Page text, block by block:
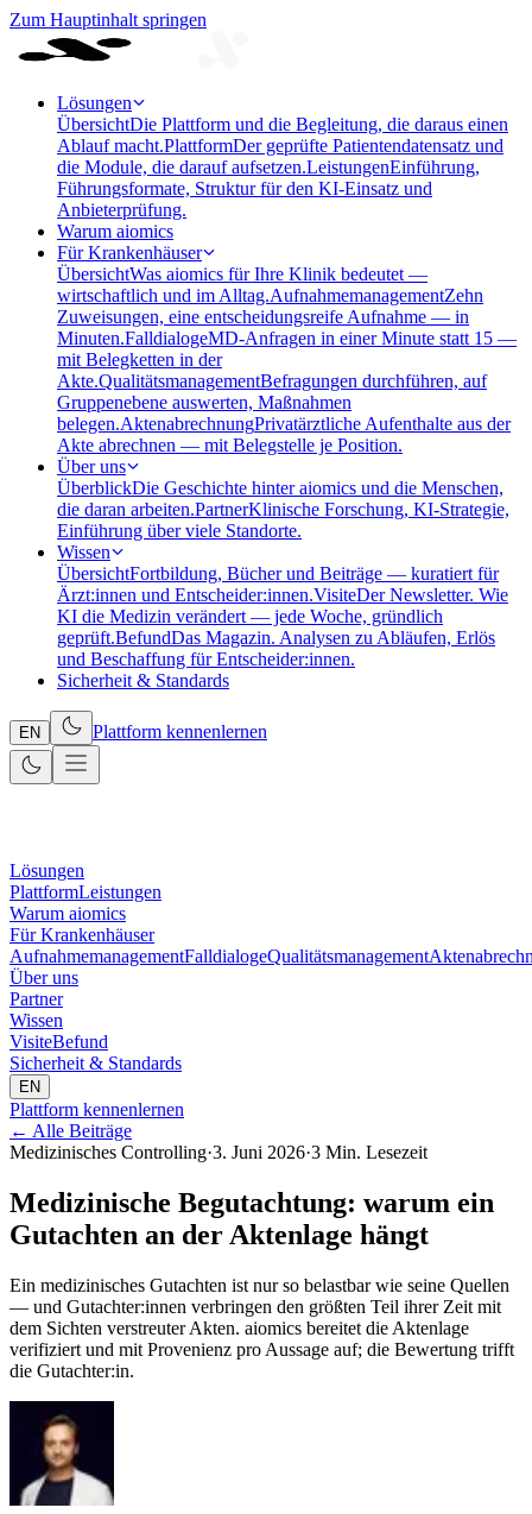
Zum Hauptinhalt springen
Lösungen
ÜbersichtDie Plattform und die Begleitung, die daraus einen
Ablauf macht.PlattformDer geprüfte Patientendatensatz und
die Module, die darauf aufsetzen.LeistungenEinführung,
Führungsformate, Struktur für den KI-Einsatz und
Anbieterprüfung.
Warum aiomics
Für Krankenhäuser
ÜbersichtWas aiomics für Ihre Klinik bedeutet —
wirtschaftlich und im Alltag.AufnahmemanagementZehn
Zuweisungen, eine entscheidungsreife Aufnahme — in
Minuten.FalldialogeMD-Anfragen in einer Minute statt 15 —
mit Belegketten in der
Akte.QualitätsmanagementBefragungen durchführen, auf
Gruppenebene auswerten, Maßnahmen
belegen.AktenabrechnungPrivatärztliche Aufenthalte aus der
Akte abrechnen — mit Belegstelle je Position.
Über uns
ÜberblickDie Geschichte hinter aiomics und die Menschen,
die daran arbeiten.PartnerKlinische Forschung, KI-Strategie,
Einführung über viele Standorte.
Wissen
ÜbersichtFortbildung, Bücher und Beiträge — kuratiert für
Ärzt:innen und Entscheider:innen.VisiteDer Newsletter. Wie
KI die Medizin verändert — jede Woche, gründlich
geprüft.BefundDas Magazin. Analysen zu Abläufen, Erlös
und Beschaffung für Entscheider:innen.
Sicherheit & Standards
EN Plattform kennenlernen
Lösungen
PlattformLeistungen
Warum aiomics
Für Krankenhäuser
AufnahmemanagementFalldialogeQualitätsmanagement
Über uns
Partner
Wissen
VisiteBefund
Sicherheit & Standards
EN
Plattform kennenlernen
← Alle Beiträge
Medizinisches Controlling·3. Juni 2026·3 Min. Lesezeit
Medizinische Begutachtung: warum ein
Gutachten an der Aktenlage hängt
Ein medizinisches Gutachten ist nur so belastbar wie seine Quellen
— und Gutachter:innen verbringen den größten Teil ihrer Zeit mit
dem Sichten verstreuter Akten. aiomics bereitet die Aktenlage
verifiziert und mit Provenienz pro Aussage auf; die Bewertung trifft
die Gutachter:in.